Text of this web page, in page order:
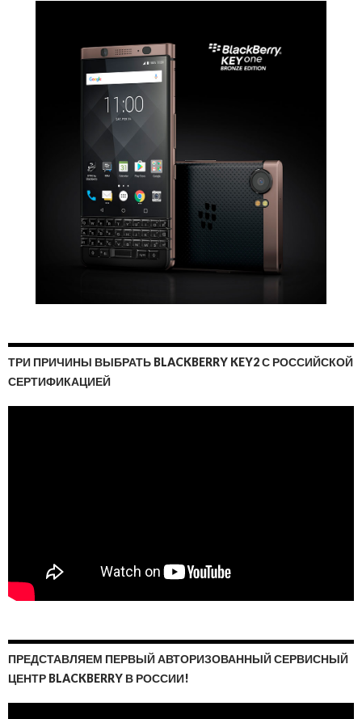
ТРИ ПРИЧИНЫ ВЫБРАТЬ BLACKBERRY KEY2 С РОССИЙСКОЙ
СЕРТИФИКАЦИЕЙ
ПРЕДСТАВЛЯЕМ ПЕРВЫЙ АВТОРИЗОВАННЫЙ СЕРВИСНЫЙ
ЦЕНТР BLACKBERRY В РОССИИ!